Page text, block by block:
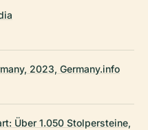
2023, Germany.info
Über 1.050 Stolpersteine,